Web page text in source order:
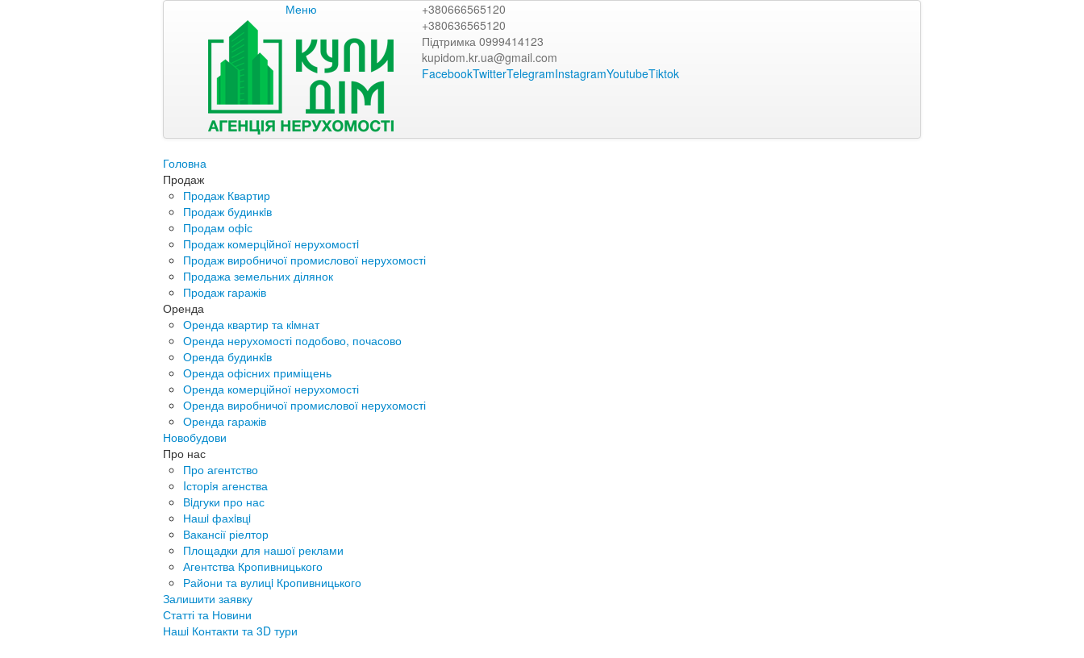
Меню
+380666565120
+380636565120
Підтримка 0999414123
kupidom.kr.ua@gmail.com
FacebookTwitterTelegramInstagramYoutubeTiktok
Головна
Продаж
Продаж Квартир
Продаж будинкiв
Продам офiс
Продаж комерцiйної нерухомостi
Продаж виробничої промислової нерухомості
Продажа земельних ділянок
Продаж гаражів
Оренда
Оренда квартир та кiмнат
Оренда нерухомості подобово, почасово
Оренда будинкiв
Оренда офісних приміщень
Оренда комерційної нерухомості
Оренда виробничої промислової нерухомості
Оренда гаражів
Новобудови
Про нас
Про агентство
Iсторiя агенства
Вiдгуки про нас
Нашi фахiвцi
Вакансії ріелтор
Площадки для нашої реклами
Агентства Кропивницького
Райони та вулицi Кропивницького
Залишити заявку
Статті та Новини
Нашi Контакти та 3D тури